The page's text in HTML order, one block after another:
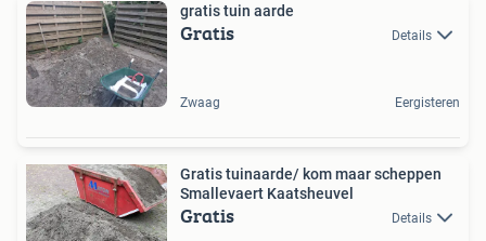
gratis tuin aarde
Gratis Details
Zwaag Eergisteren
Gratis tuinaarde/ kom maar scheppen
Smallevaert Kaatsheuvel
Gratis Details